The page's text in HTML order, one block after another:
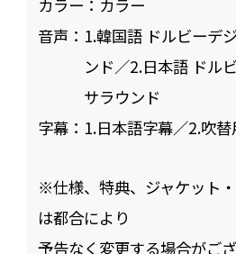
カラー： カラー
音声： 1.韓国語 ドルビーデ
ンド／2.日本語 ドル
サラウンド
字幕： 1.日本語字幕／2.吹
※仕様、特典、ジャケット
は都合により
予告なく変更する場合がござ